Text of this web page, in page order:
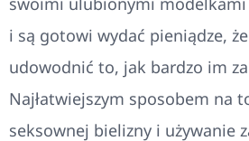
i są gotowi wydać pieniądze,
udowodnić to, jak bardzo im
Najłatwiejszym sposobem na
seksownej bielizny i używanie